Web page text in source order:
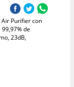
Purifier con
de
23dB,